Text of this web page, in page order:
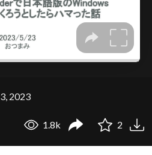
2023
1.8k 2